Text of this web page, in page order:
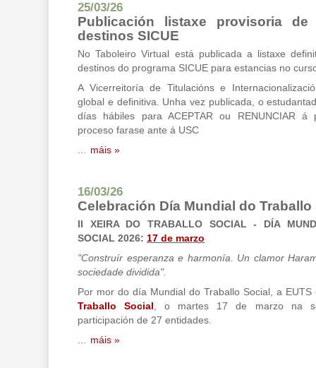
25/03/26
Publicación listaxe provisoria de
destinos SICUE
No Taboleiro Virtual está publicada a listaxe
destinos do programa SICUE para estancias no
A Vicerreitoría de Titulacións e
global e definitiva. Unha vez publicada, o
días hábiles para ACEPTAR ou RENUNCIAR á
proceso farase ante á USC
máis »
16/03/26
Celebración Día Mundial do Traballo
II XEIRA DO TRABALLO SOCIAL - DÍA
SOCIAL 2026: 17 de marzo
"Construír esperanza e harmonía. Un clamor
sociedade dividida".
Por mor do día Mundial do Traballo Social, a
Traballo Social , o martes 17 de marzo na
participación de 27 entidades.
máis »